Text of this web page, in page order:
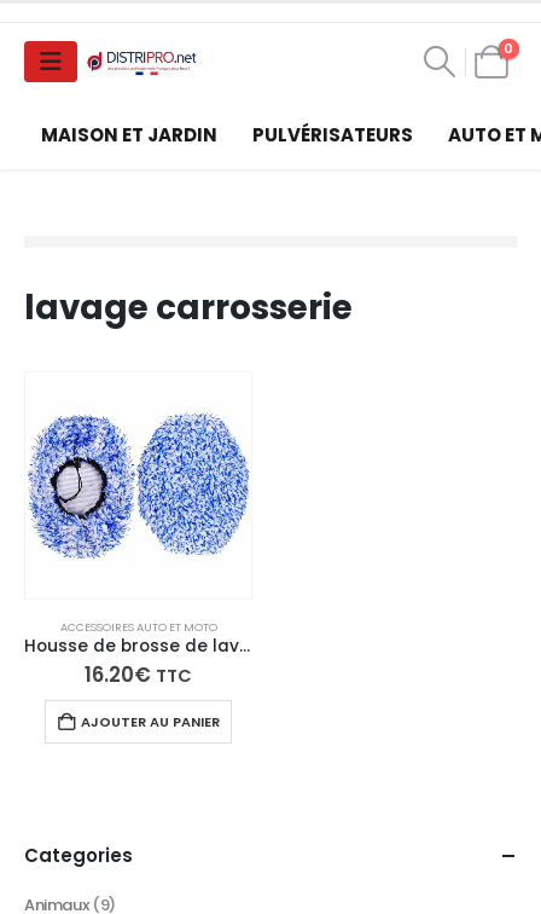
0
MAISON ET JARDIN PULVÉRISATEURS AUTO ET
lavage carrosserie
ACCESSOIRES AUTO ET MOTO
Housse de brosse de lavage voiture en microfibre
16.20€ TTC
AJOUTER AU PANIER
Categories
Animaux (9)